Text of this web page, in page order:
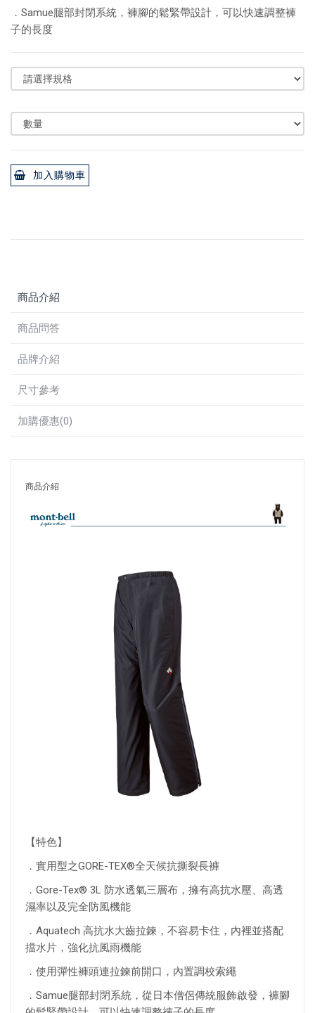
．Samue腿部封閉系統，褲腳的鬆緊帶設計，可以快速調整褲
子的長度
加入購物車
商品介紹
商品問答
品牌介紹
尺寸參考
加購優惠(0)
商品介紹
【特色】
．實用型之GORE-TEX®全天候抗撕裂長褲
．Gore-Tex® 3L 防水透氣三層布，擁有高抗水壓、高透
濕率以及完全防風機能
．Aquatech 高抗水大齒拉鍊，不容易卡住，內裡並搭配
擋水片，強化抗風雨機能
．使用彈性褲頭連拉鍊前開口，內置調校索繩
．Samue腿部封閉系統，從日本僧侶傳統服飾啟發，褲腳